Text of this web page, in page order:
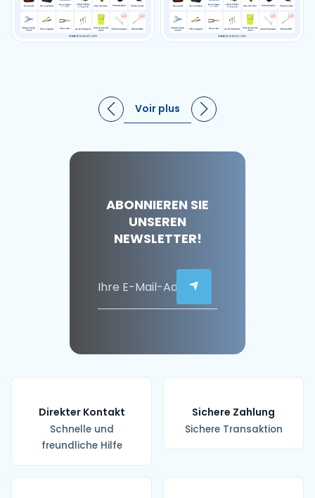
Voir plus
ABONNIEREN SIE
UNSEREN
NEWSLETTER!
Direkter Kontakt
Schnelle und
freundliche Hilfe
Sichere Zahlung
Sichere Transaktion